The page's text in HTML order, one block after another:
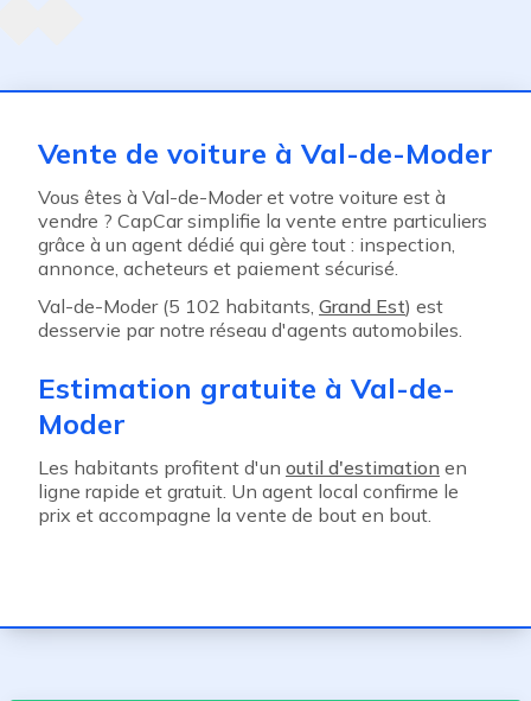
Vente de voiture à Val-de-Moder
Vous êtes à Val-de-Moder et votre voiture est à
vendre ? CapCar simplifie la vente entre particuliers
grâce à un agent dédié qui gère tout : inspection,
annonce, acheteurs et paiement sécurisé.
Val-de-Moder (5 102 habitants, Grand Est) est
desservie par notre réseau d'agents automobiles.
Estimation gratuite à Val-de-
Moder
Les habitants profitent d'un outil d'estimation en
ligne rapide et gratuit. Un agent local confirme le
prix et accompagne la vente de bout en bout.